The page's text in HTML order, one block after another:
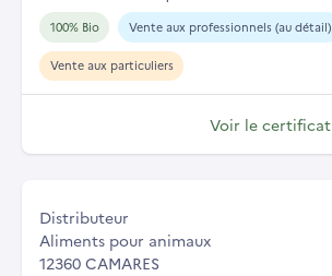
100% Bio Vente aux professionnels (au détail)
Vente aux particuliers
Voir le certificat
Distributeur
Aliments pour animaux
12360 CAMARES